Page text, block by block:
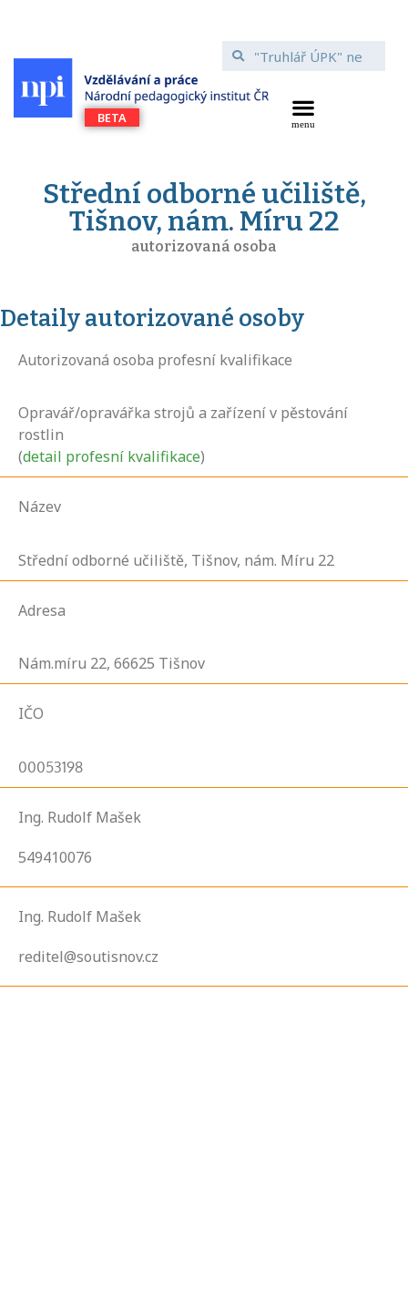
Střední odborné učiliště,
Tišnov, nám. Míru 22
autorizovaná osoba
Detaily autorizované osoby
Autorizovaná osoba profesní kvalifikace
Opravář/opravářka strojů a zařízení v pěstování
rostlin
(detail profesní kvalifikace)
Název
Střední odborné učiliště, Tišnov, nám. Míru 22
Adresa
Nám.míru 22, 66625 Tišnov
IČO
00053198
Ing. Rudolf Mašek
549410076
Ing. Rudolf Mašek
reditel@soutisnov.cz